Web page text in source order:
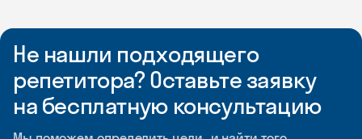
Не нашли подходящего
репетитора? Оставьте заявку
на бесплатную консультацию